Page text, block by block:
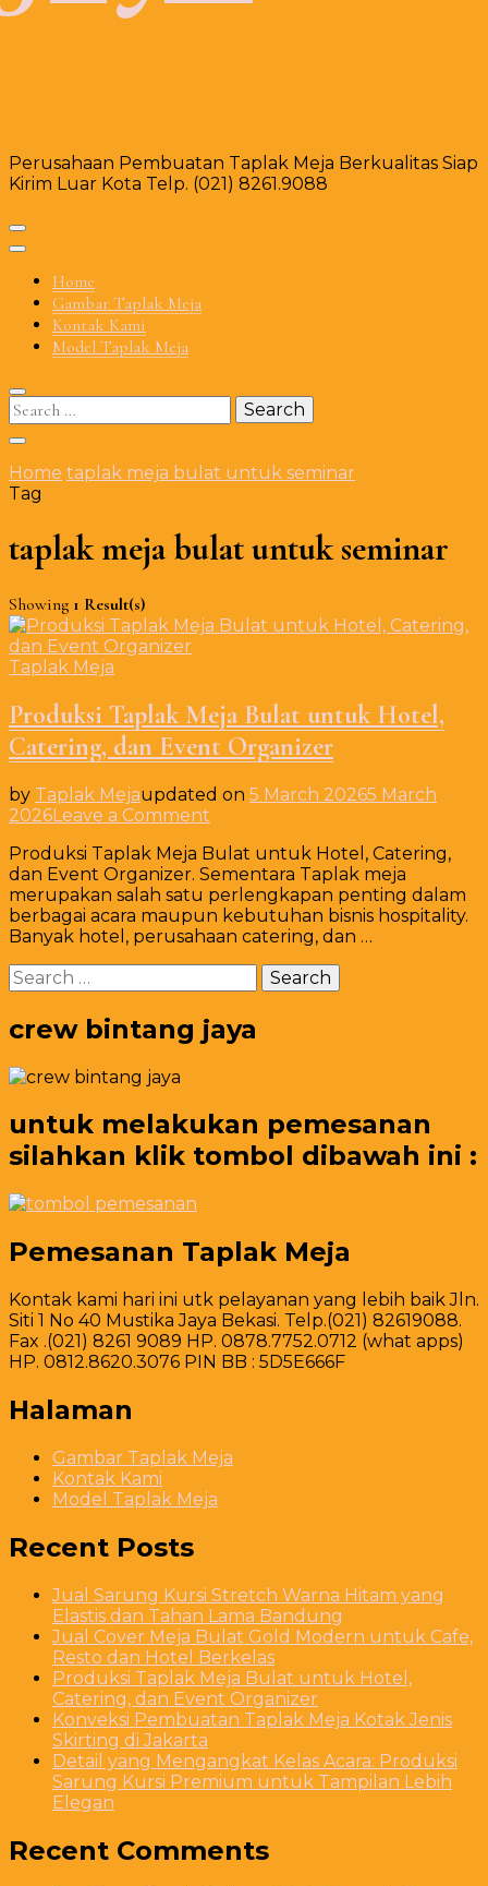
Perusahaan Pembuatan Taplak Meja Berkualitas Siap
Kirim Luar Kota Telp. (021) 8261.9088
Home
Gambar Taplak Meja
Kontak Kami
Model Taplak Meja
Search
for:
Home taplak meja bulat untuk seminar
Tag
taplak meja bulat untuk seminar
Showing 1 Result(s)
Taplak Meja
Produksi Taplak Meja Bulat untuk Hotel,
Catering, dan Event Organizer
by Taplak Mejaupdated on 5 March 20265 March
2026Leave a Comment
Taplak
Meja
Bulat
untuk
Hotel,
Organizer
Produksi Taplak Meja Bulat untuk Hotel, Catering,
dan Event Organizer. Sementara Taplak meja
merupakan salah satu perlengkapan penting dalam
berbagai acara maupun kebutuhan bisnis hospitality.
Banyak hotel, perusahaan catering, dan …
Search
for:
crew bintang jaya
untuk melakukan pemesanan
silahkan klik tombol dibawah ini :
Pemesanan Taplak Meja
Kontak kami hari ini utk pelayanan yang lebih baik Jln.
Siti 1 No 40 Mustika Jaya Bekasi. Telp.(021) 82619088.
Fax .(021) 8261 9089 HP. 0878.7752.0712 (what apps)
HP. 0812.8620.3076 PIN BB : 5D5E666F
Halaman
Gambar Taplak Meja
Kontak Kami
Model Taplak Meja
Recent Posts
Jual Sarung Kursi Stretch Warna Hitam yang
Elastis dan Tahan Lama Bandung
Jual Cover Meja Bulat Gold Modern untuk Cafe,
Resto dan Hotel Berkelas
Produksi Taplak Meja Bulat untuk Hotel,
Catering, dan Event Organizer
Konveksi Pembuatan Taplak Meja Kotak Jenis
Skirting di Jakarta
Detail yang Mengangkat Kelas Acara: Produksi
Sarung Kursi Premium untuk Tampilan Lebih
Elegan
Recent Comments